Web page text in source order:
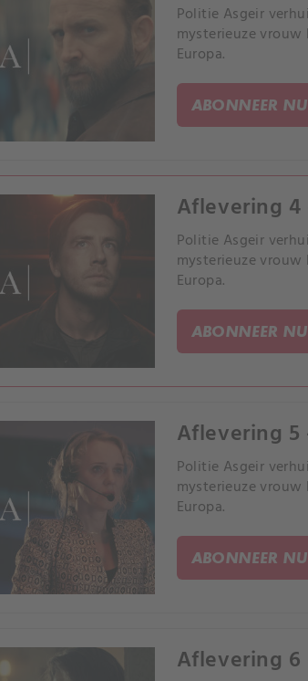
Politie Asgeir
mysterieuze
Europa.
ABONNEER NU
Aflevering
Politie Asgeir
mysterieuze
Europa.
ABONNEER NU
Aflevering
Politie Asgeir
mysterieuze
Europa.
ABONNEER NU
Aflevering